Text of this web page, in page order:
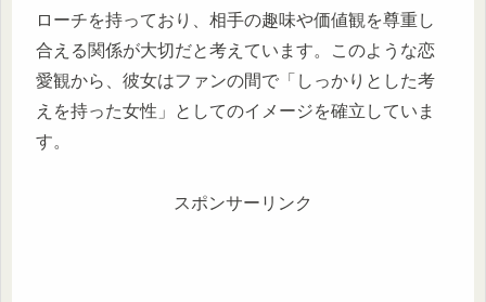
ローチを持っており、相手の趣味や価値観を尊重し
合える関係が大切だと考えています。このような恋
愛観から、彼女はファンの間で「しっかりとした考
えを持った女性」としてのイメージを確立していま
す。
スポンサーリンク